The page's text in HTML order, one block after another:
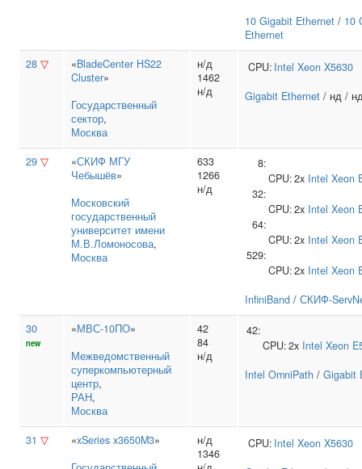
10 Gigabit Ethernet / 10
Ethernet
28 ▽ «BladeCenter HS22
Cluster»
Государственный
сектор,
Москва
н/д
1462
н/д
CPU: Intel Xeon X5630
Gigabit Ethernet / нд /
29 ▽ «СКИФ МГУ
Чебышёв»
Московский
государственный
университет имени
М.В.Ломоносова,
Москва
633
1266
н/д
8:
CPU:2x Intel Xeon
32:
CPU:2x Intel Xeon
64:
CPU:2x Intel Xeon
529:
CPU:2x Intel Xeon
InfiniBand / СКИФ-
30
new
«МВС-10ПО»
Межведомственный
суперкомпьютерный
центр,
РАН,
Москва
42
84
н/д
42:
CPU:2x Intel Xeon
Intel OmniPath / Gigabit
31 ▽ «xSeries x3650M3»
н/д
1346
CPU: Intel Xeon X5630